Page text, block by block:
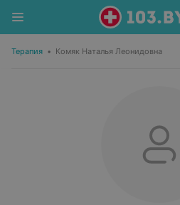
Терапия • Комяк Наталья Леонидовна